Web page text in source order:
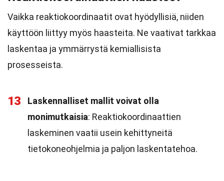
Vaikka reaktiokoordinaatit ovat hyödyllisiä, niiden
käyttöön liittyy myös haasteita. Ne vaativat tarkkaa
laskentaa ja ymmärrystä kemiallisista
prosesseista.
13
Laskennalliset mallit voivat olla
monimutkaisia: Reaktiokoordinaattien
laskeminen vaatii usein kehittyneitä
tietokoneohjelmia ja paljon laskentatehoa.